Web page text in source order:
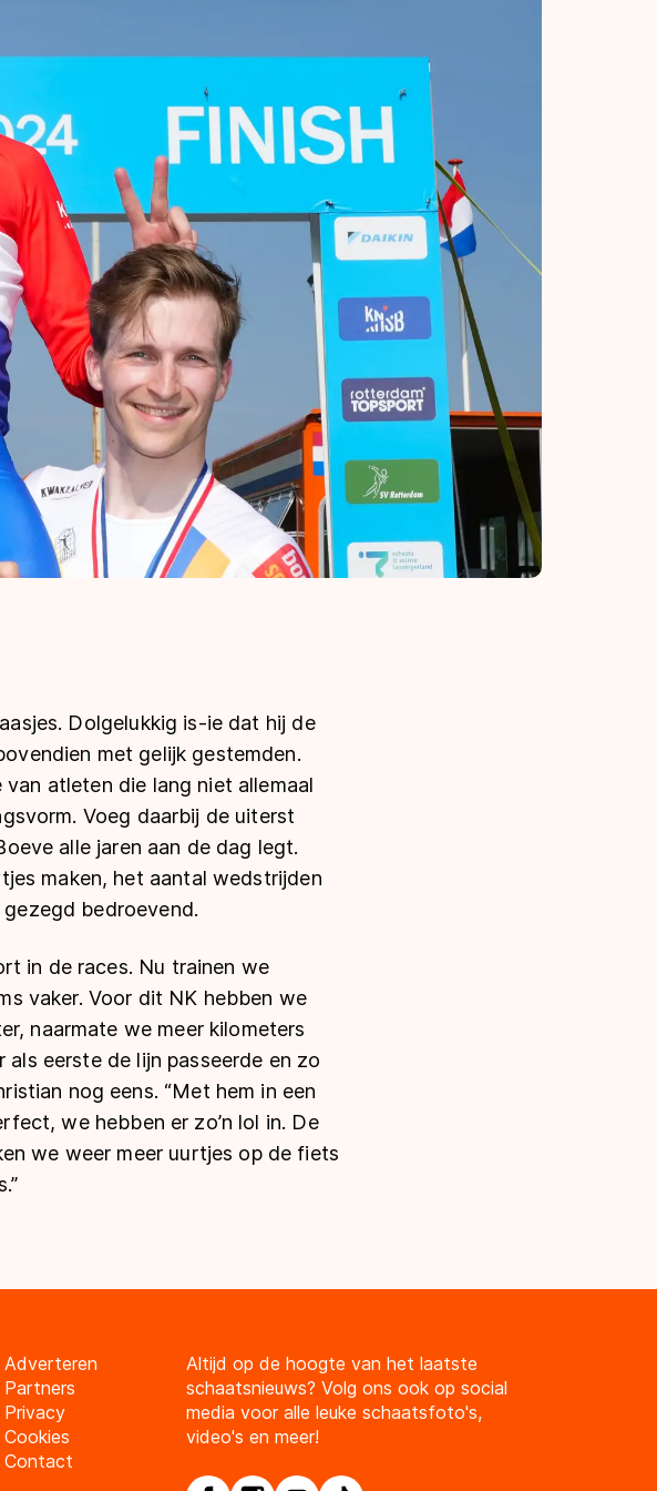
Dolgelukkig is-ie dat hij de
met gelijk gestemden.
atleten die lang niet allemaal
Voeg daarbij de uiterst
alle jaren aan de dag legt.
maken, het aantal wedstrijden
bedroevend.
in de races. Nu trainen we
vaker. Voor dit NK hebben we
naarmate we meer kilometers
eerste de lijn passeerde en zo
nog eens. “Met hem in een
we hebben er zo’n lol in. De
we weer meer uurtjes op de fiets
Adverteren
Partners
Privacy
Cookies
Contact
Altijd op de hoogte van het laatste
schaatsnieuws? Volg ons ook op social
media voor alle leuke schaatsfoto's,
video's en meer!